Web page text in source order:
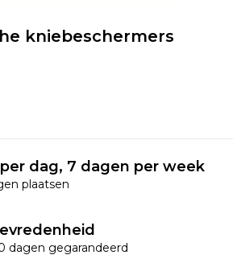
kniebeschermers
dag, 7 dagen per week
plaatsen
dagen gegarandeerd